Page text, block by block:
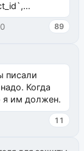
89
писали
Когда
я им должен.
11